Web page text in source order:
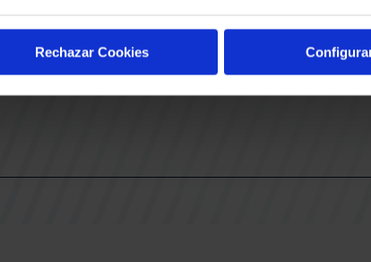
Rechazar Cookies
sobre las actividades,
y/o promociones del SASKI